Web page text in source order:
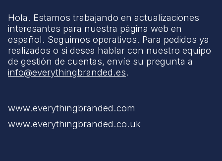
Hola. Estamos trabajando en actualizaciones
interesantes para nuestra página web en
español. Seguimos operativos. Para pedidos ya
realizados o si desea hablar con nuestro equipo
de gestión de cuentas, envíe su pregunta a
info@everythingbranded.es.
www.everythingbranded.com
www.everythingbranded.co.uk